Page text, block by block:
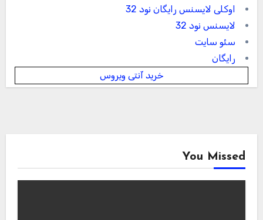
اوکلی لایسنس رایگان نود 32
لایسنس نود 32
سئو سایت
رایگان
خرید آنتی ویروس
You Missed